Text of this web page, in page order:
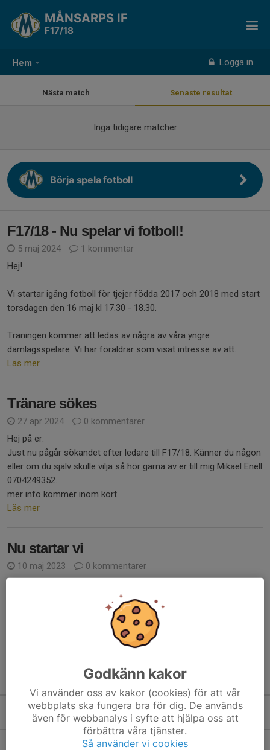
Hem Logga in
MÅNSARPS IF
F17/18
Nästa match Senaste resultat
Inga tidigare matcher
Börja spela fotboll
F17/18 - Nu spelar vi fotboll!
5 maj 2024
1 kommentar
Hej!
Vi startar igång fotboll för tjejer födda 2017 och 2018 med start
torsdagen den 16 maj kl 17.30 - 18.30.
Träningen kommer att ledas av några av våra yngre
damlagsspelare. Vi har föräldrar som visat intresse av att...
Läs mer
Tränare sökes
27 apr 2024
0 kommentarer
Hej på er.
Just nu pågår sökandet efter ledare till F17/18. Känner du någon
eller om du själv skulle vilja så hör gärna av er till mig Mikael Enell
0704249352.
mer info kommer inom kort.
Läs mer
Nu startar vi
10 maj 2023
0 kommentarer
alla som är i denna ålder ska få chansen att upptäcka vad roligt
det är att träna/leka med och utan fotboll tillsammans med
Mån 10/8
17:30-18:30
Fotbollsträning
Månsarp IP
Styrelsemöte
Godkänn kakor
Vi använder oss av kakor (cookies) för att vår
webbplats ska fungera bra för dig. De används
även för webbanalys i syfte att hjälpa oss att
förbättra våra tjänster.
Så använder vi cookies